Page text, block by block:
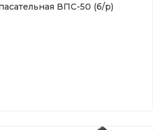
ВПС-50 (б/р)